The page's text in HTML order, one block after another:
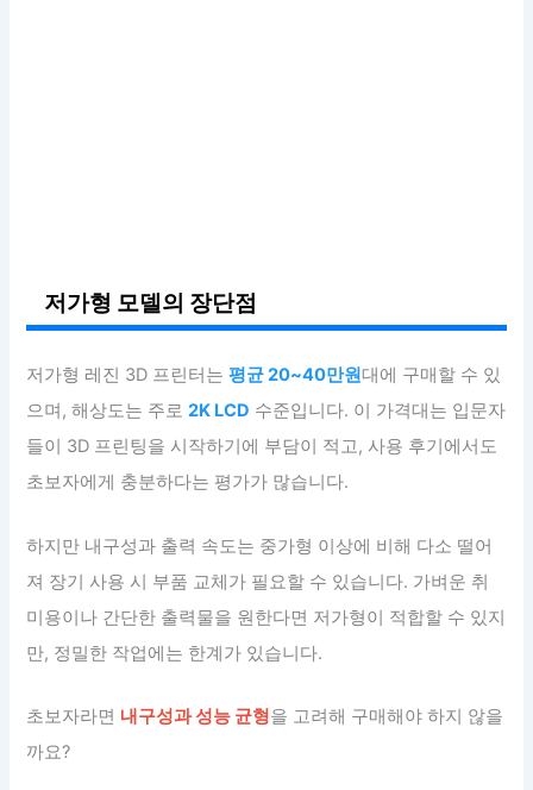
저가형 모델의 장단점
저가형 레진 3D 프린터는평균 20~40만원대에 구매할 수 있
으며, 해상도는 주로2K LCD 수준입니다. 이 가격대는 입문자
들이 3D 프린팅을 시작하기에 부담이 적고, 사용 후기에서도
초보자에게 충분하다는 평가가 많습니다.
하지만 내구성과 출력 속도는 중가형 이상에 비해 다소 떨어
져 장기 사용 시 부품 교체가 필요할 수 있습니다. 가벼운 취
미용이나 간단한 출력물을 원한다면 저가형이 적합할 수 있지
만, 정밀한 작업에는 한계가 있습니다.
초보자라면 내구성과 성능 균형을 고려해 구매해야 하지 않을
까요?